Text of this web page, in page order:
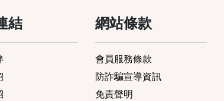
結 網站條款
會員服務條款
防詐騙宣導資訊
免責聲明